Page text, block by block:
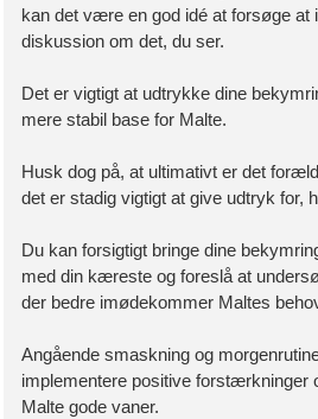
kan det være en god idé at forsøge at
diskussion om det, du ser.
Det er vigtigt at udtrykke dine
mere stabil base for Malte.
Husk dog på, at ultimativt er det
det er stadig vigtigt at give udtryk for,
Du kan forsigtigt bringe dine
med din kæreste og foreslå at
der bedre imødekommer Maltes
Angående smaskning og
implementere positive forstærkninger
Malte gode vaner.